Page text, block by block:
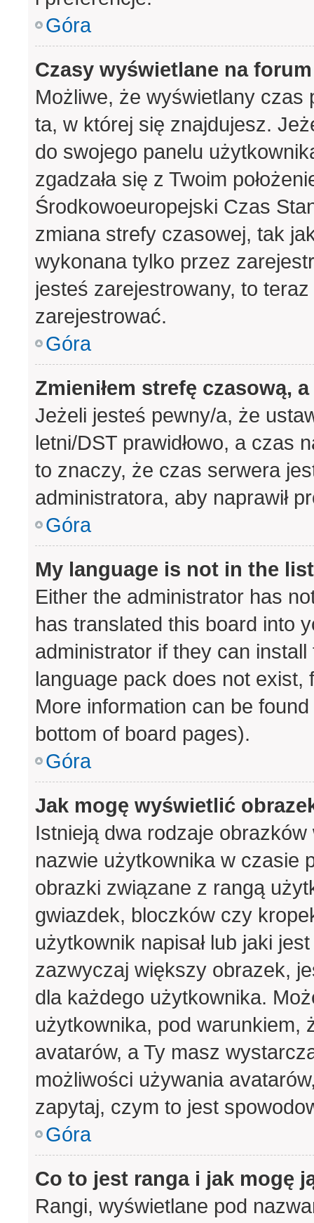
Góra
Czasy wyświetlane na
Możliwe, że wyświetlany
ta, w której się znajdujesz.
do swojego panelu
zgadzała się z Twoim
Środkowoeuropejski Czas
zmiana strefy czasowej, tak
wykonana tylko przez
jesteś zarejestrowany, to
zarejestrować.
Góra
Zmieniłem strefę czasową,
Jeżeli jesteś pewny/a, że
letni/DST prawidłowo, a czas
to znaczy, że czas serwera
administratora, aby naprawił
Góra
My language is not in the
Either the administrator has
has translated this board into
administrator if they can
language pack does not
More information can be
bottom of board pages).
Góra
Jak mogę wyświetlić
Istnieją dwa rodzaje
nazwie użytkownika w czasie
obrazki związane z rangą
gwiazdek, bloczków czy
użytkownik napisał lub jaki
zazwyczaj większy obrazek,
dla każdego użytkownika.
użytkownika, pod warunkiem,
avatarów, a Ty masz
możliwości używania
zapytaj, czym to jest
Góra
Co to jest ranga i jak mogę
Rangi, wyświetlane pod